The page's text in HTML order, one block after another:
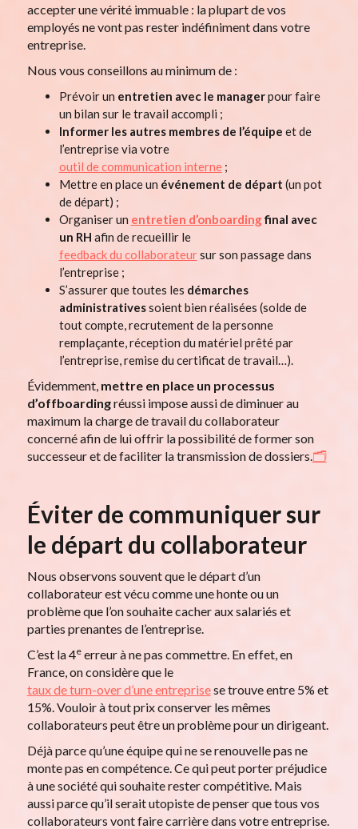
accepter une vérité immuable : la plupart de vos
employés ne vont pas rester indéfiniment dans votre
entreprise.
Nous vous conseillons au minimum de :
Prévoir un entretien avec le managerpour faire
un bilan sur le travail accompli ;
Informer les autres membres de l’équipe et de
l’entreprise via votre
outil de communication interne;
Mettre en place un événement de départ (un pot
de départ) ;
Organiser un entretien d’onboardingfinal avec
un RH afin de recueillir le
feedback du collaborateursur son passage dans
l’entreprise ;
S’assurer que toutes les démarches
administrativessoient bien réalisées (solde de
tout compte, recrutement de la personne
remplaçante, réception du matériel prêté par
l’entreprise, remise du certificat de travail…).
Évidemment, mettre en place un processus
d’offboardingréussi impose aussi de diminuer au
maximum la charge de travail du collaborateur
concerné afin de lui offrir la possibilité de former son
successeur et de faciliter la transmission de dossiers. 🗂️
Éviter de communiquer sur
le départ du collaborateur
Nous observons souvent que le départ d’un
collaborateur est vécu comme une honte ou un
problème que l’on souhaite cacher aux salariés et
parties prenantes de l’entreprise.
C’est la 4eerreur à ne pas commettre. En effet, en
France, on considère que le
taux de turn-over d’une entreprisese trouve entre 5% et
15%. Vouloir à tout prix conserver les mêmes
collaborateurs peut être un problème pour un dirigeant.
Déjà parce qu’une équipe qui ne se renouvelle pas ne
monte pas en compétence. Ce qui peut porter préjudice
à une société qui souhaite rester compétitive. Mais
aussi parce qu’il serait utopiste de penser que tous vos
collaborateurs vont faire carrière dans votre entreprise.